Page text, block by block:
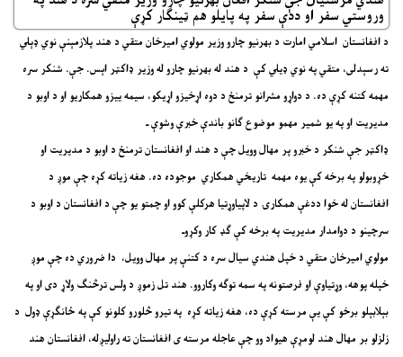
وروستي سفر او ددې سفر په پایلو هم ټینګار کړې
د افغانستان اسلامي امارت د بهرنیو چارو وزیر مولوي امیرخان متقي د هند پلازمېنې نوي‌ ډېلي
ته رسېدلی، متقي په نوي ډیلي کې د هند له بهرنیو چارو له وزیر ډاکټر اېس. جې. شنکر سره
مهمه کتنه کړې ده. د دواړو مشرانو ترمنځ د دوه اړخیزو اړیکو، سیمه‌ ییزو همکاریو او د اوبو د
مدیریت او په یو شمیر مهمو موضوع ګانو باندې خبرې وشوې ـ
ډاکټر جې شنکر د خبرو پر مهال وویل چې د هند او افغانستان ترمنځ د اوبو د مدیریت او
خړوبولو په برخه کې یوه مهمه تاریخي همکاري موجوده ده. هغه زیاته کړه چې موږ د
افغانستان له خوا ددغې همکارۍ د لاپیاوړتیا هرکلې کوو او چمتو یو چې د افغانستان د اوبو د
سرچینو د دوامدار مدیریت په برخه کې ګډ کار وکړوـ
مولوي امیرخان متقي د خپل هندي سیال سره د کتنې پر مهال وویل، دا ضروري ده چې موږ
خپله پوهه، وړتیاوې او فرصتونه په سمه توګه وکاروو. هند تل زموږ د ولس ترڅنګ ولاړ دی او په
بېلابېلو برخو کې یې مرسته کړې ده، هغه زیاته کړه په تیرو څلورو کلونو کې په ځانګړې ډول د
زلزلو بر مهال هند لومړې هیواد وو چې عاجله مرسته ی افغانستان ته راولیږله، افغانستان هند